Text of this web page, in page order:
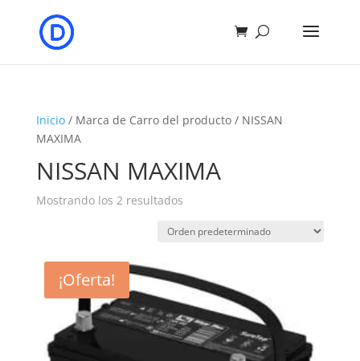
Inicio/ Marca de Carro del producto / NISSAN
MAXIMA
NISSAN MAXIMA
Mostrando los 2 resultados
¡Oferta!